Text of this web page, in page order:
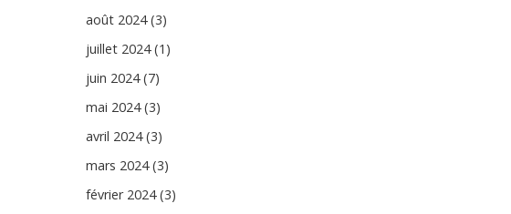
août 2024 (3)
juillet 2024 (1)
juin 2024 (7)
mai 2024 (3)
avril 2024 (3)
mars 2024 (3)
février 2024 (3)